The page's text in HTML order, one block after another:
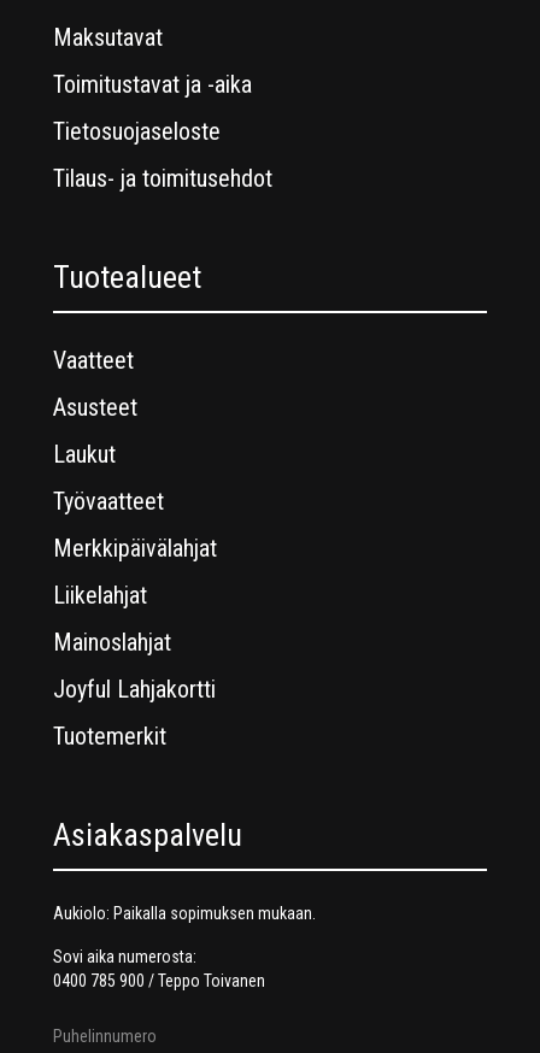
Maksutavat
Toimitustavat ja -aika
Tietosuojaseloste
Tilaus- ja toimitusehdot
Tuotealueet
Vaatteet
Asusteet
Laukut
Työvaatteet
Merkkipäivälahjat
Liikelahjat
Mainoslahjat
Joyful Lahjakortti
Tuotemerkit
Asiakaspalvelu
Aukiolo: Paikalla sopimuksen mukaan.
Sovi aika numerosta:
0400 785 900 / Teppo Toivanen
Puhelinnumero